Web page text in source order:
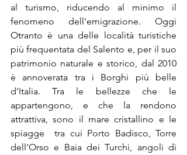
al turismo, riducendo al minimo il
fenomeno dell'emigrazione. Oggi
Otranto è una delle località turistiche
più frequentata del Salento e, per il suo
patrimonio naturale e storico, dal 2010
è annoverata tra i Borghi più belle
d’Italia. Tra le bellezze che le
appartengono, e che la rendono
attrattiva, sono il mare cristallino e le
spiagge  tra cui Porto Badisco, Torre
dell’Orso e Baia dei Turchi, angoli di